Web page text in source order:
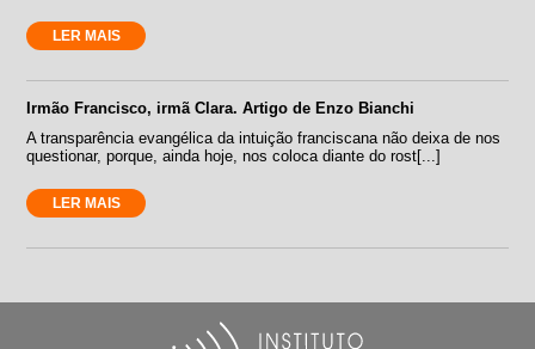
LER MAIS
Irmão Francisco, irmã Clara. Artigo de Enzo Bianchi
A transparência evangélica da intuição franciscana não deixa de nos
questionar, porque, ainda hoje, nos coloca diante do rost[...]
LER MAIS